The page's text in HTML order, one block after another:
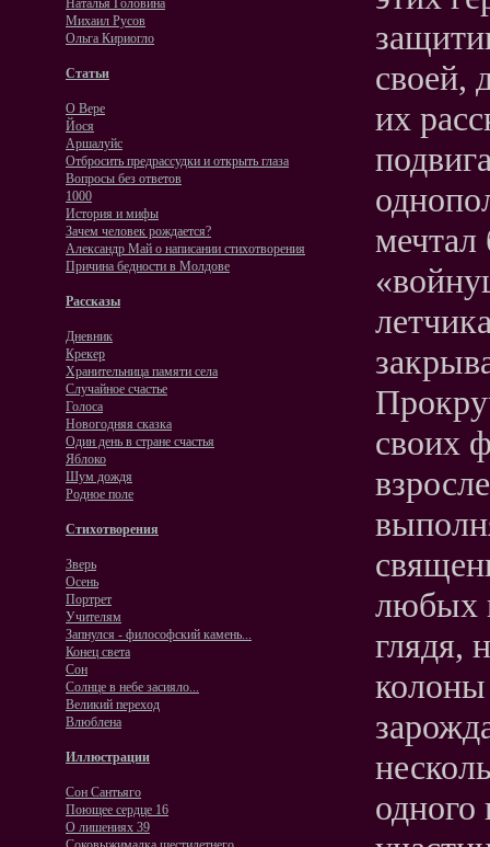
Наталья Головина
Михаил Русов
Ольга Кириогло
Статьи
О Вере
Йося
Аршалуйс
Отбросить предрассудки и открыть глаза
Вопросы без ответов
1000
История и мифы
Зачем человек рождается?
Александр Май о написании стихотворения
Причина бедности в Молдове
Рассказы
Дневник
Крекер
Хранительница памяти села
Случайное счастье
Голоса
Новогодняя сказка
Один день в стране счастья
Яблоко
Шум дождя
Родное поле
Стихотворения
Зверь
Осень
Портрет
Учителям
Запнулся - философский камень...
Конец света
Сон
Солнце в небе засияло...
Великий переход
Влюблена
Иллюстрации
Сон Сантьяго
Поющее сердце 16
О лишениях 39
своей,
их
своих
любых
глядя,
одного